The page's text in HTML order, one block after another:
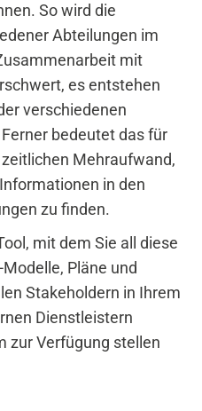
So wird die
Abteilungen im
mit
es entstehen
verschiedenen
bedeutet das für
Mehraufwand,
in den
zu finden.
mit dem Sie all diese
Pläne und
Stakeholdern in Ihrem
Dienstleistern
zur Verfügung stellen